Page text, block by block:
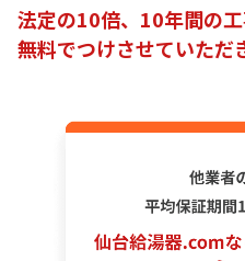
法定の10倍、10年間の
無料でつけさせていただ